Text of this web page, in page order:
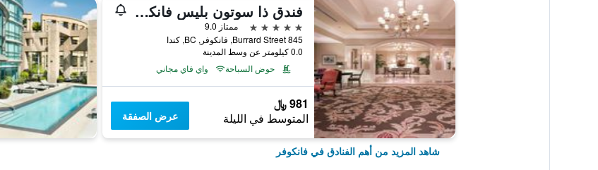
فندق ذا سوتون بليس فانكوفر
5 نجوم
ممتاز 9.0
845 Burrard Street, فانكوفر, BC, كندا
0.0 كيلومتر عن وسط المدينة
حوض السباحة
واي فاي مجاني
981 ﷼
المتوسط في الليلة عرض الصفقة
شاهد المزيد من أهم الفنادق في فانكوفر